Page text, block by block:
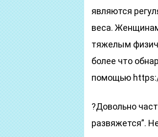
являются
веса.
тяжелым
более что
помощью
?Довольно
развяжется”.